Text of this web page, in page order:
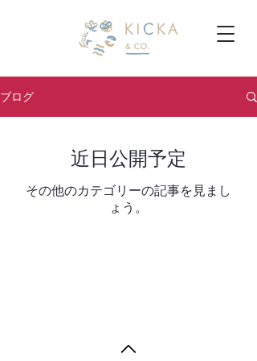
ブログ
近日公開予定
その他のカテゴリーの記事を見まし
ょう。